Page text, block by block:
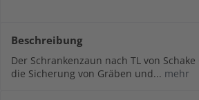
Beschreibung
Der Schrankenzaun nach TL von
die Sicherung von Gräben und... mehr